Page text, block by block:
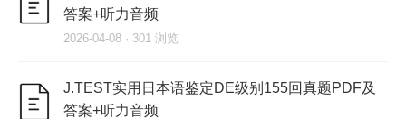
答案+听力音频
2026-04-08 · 301 浏览
J.TEST实用日本语鉴定DE级别155回真题PDF及
答案+听力音频